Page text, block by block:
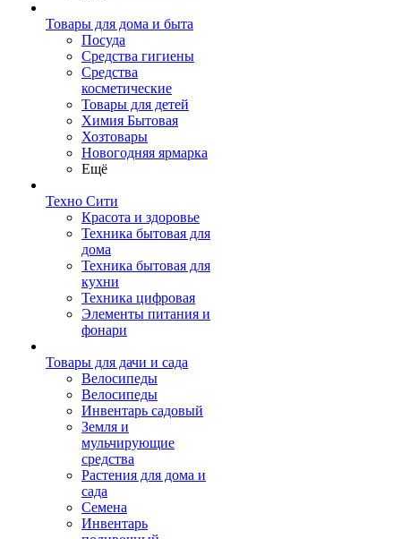
Товары для дома и быта
Посуда
Средства гигиены
Средства
косметические
Товары для детей
Химия Бытовая
Хозтовары
Новогодняя ярмарка
Ещё
Техно Сити
Красота и здоровье
Техника бытовая для
дома
Техника бытовая для
кухни
Техника цифровая
Элементы питания и
фонари
Товары для дачи и сада
Велосипеды
Велосипеды
Инвентарь садовый
Земля и
мульчирующие
средства
Растения для дома и
сада
Семена
Инвентарь